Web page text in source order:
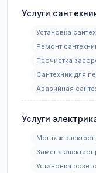
Услуги
Установка
Ремонт
Прочистка
Сантехник для
Аварийная
Услуги
Монтаж
Замена
Установка